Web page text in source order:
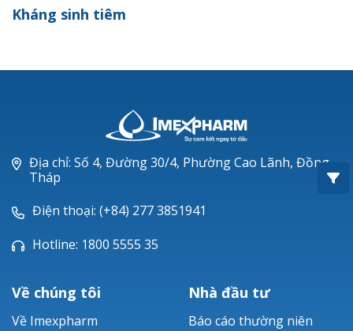
Ceftizoxim®
Piperacillin
Ticarlinat®
Zobacta®
Bacsulfo®
Kháng sinh tiêm
Địa chỉ: Số 4, Đường 30/4, Phường Cao Lãnh, Đồng
Tháp
Điện thoại: (+84) 277 3851941
Hotline: 1800 5555 35
Về chúng tôi
Về Imexpharm
Nhà đầu tư
Báo cáo thường niên